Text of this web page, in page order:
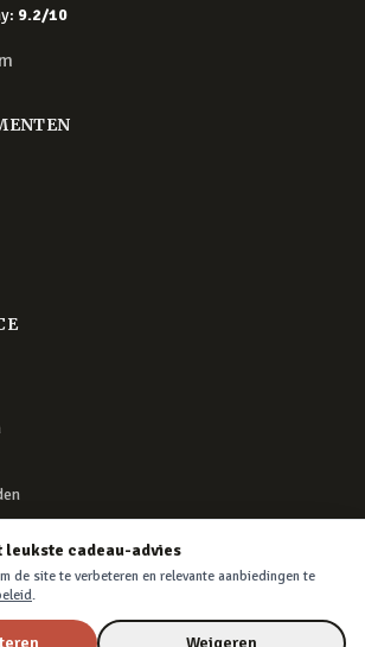
: 9.2/10
leukste cadeau-advies
de site te verbeteren en relevante aanbiedingen te
.
Weigeren